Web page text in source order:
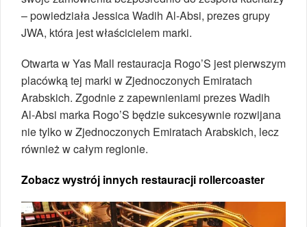
– powiedziała Jessica Wadih Al-Absi, prezes grupy
JWA, która jest właścicielem marki.
Otwarta w Yas Mall restauracja Rogo’S jest pierwszym
placówką tej marki w Zjednoczonych Emiratach
Arabskich. Zgodnie z zapewnieniami prezes Wadih
Al-Absi marka Rogo’S będzie sukcesywnie rozwijana
nie tylko w Zjednoczonych Emiratach Arabskich, lecz
również w całym regionie.
Zobacz wystrój innych restauracji rollercoaster